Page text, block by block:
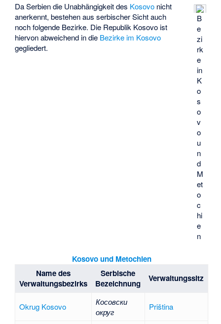
B
e
zi
rk
e
in
K
o
s
o
v
o
u
n
d
M
et
o
c
hi
e
n
Da Serbien die Unabhängigkeit des Kosovo nicht
anerkennt, bestehen aus serbischer Sicht auch
noch folgende Bezirke. Die Republik Kosovo ist
hiervon abweichend in die Bezirke im Kosovo
gegliedert.
Kosovo und Metochien
Name des
Verwaltungsbezirks
Serbische
Bezeichnung
Verwaltungssitz
Okrug Kosovo
Косовски
округ
Priština